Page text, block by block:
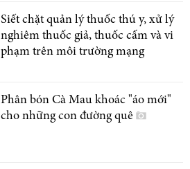
Siết chặt quản lý thuốc thú y, xử lý
nghiêm thuốc giả, thuốc cấm và vi
phạm trên môi trường mạng
Phân bón Cà Mau khoác "áo mới"
cho những con đường quê